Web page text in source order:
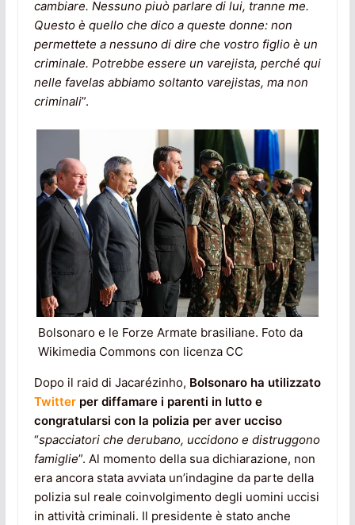
cambiare. Nessuno piuò parlare di lui, tranne me.
Questo è quello che dico a queste donne: non
permettete a nessuno di dire che vostro figlio è un
criminale. Potrebbe essere un varejista, perché qui
nelle favelas abbiamo soltanto varejistas, ma non
criminali”.
Bolsonaro e le Forze Armate brasiliane. Foto da
Wikimedia Commons con licenza CC
Dopo il raid di Jacarézinho, Bolsonaro ha utilizzato
Twitterper diffamare i parenti in lutto e
congratularsi con la polizia per aver ucciso
“spacciatori che derubano, uccidono e distruggono
famiglie”. Al momento della sua dichiarazione, non
era ancora stata avviata un’indagine da parte della
polizia sul reale coinvolgimento degli uomini uccisi
in attività criminali. Il presidente è stato anche